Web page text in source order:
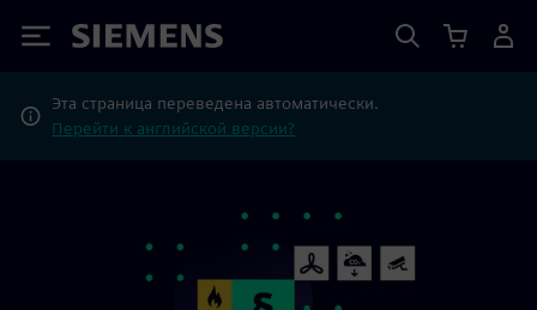
Siemens
Эта страница переведена автоматически.
Перейти к английской версии?